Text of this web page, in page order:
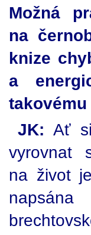
Možná
na
knize
a
JK: Ať
vyrovnat
na život